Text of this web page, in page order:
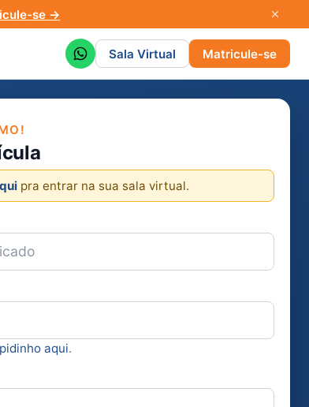
se →
Sala Virtual Matricule-se
pra entrar na sua sala virtual.
aqui.